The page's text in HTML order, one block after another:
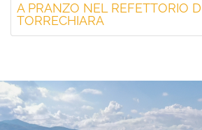
A PRANZO NEL REFETTORIO
TORRECHIARA